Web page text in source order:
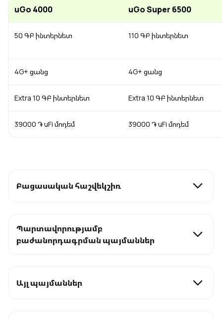
uGo 4000 uGo Super 6500
50 ԳԲ ինտերնետ 110 ԳԲ ինտերնետ
4G+ ցանց 4G+ ցանց
Extra 10 ԳԲ ինտերնետ Extra 10 ԳԲ ինտերնետ
39000 ֏ uFi մոդեմ 39000 ֏ uFi մոդեմ
Բացասական հաշվեկշիռ
Պարտավորությամբ
բաժանորդագրման պայմաններ
Այլ պայմաններ